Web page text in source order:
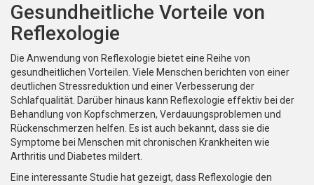
Gesundheitliche Vorteile von
Reflexologie
Die Anwendung von Reflexologie bietet eine Reihe von
gesundheitlichen Vorteilen. Viele Menschen berichten von einer
deutlichen Stressreduktion und einer Verbesserung der
Schlafqualität. Darüber hinaus kann Reflexologie effektiv bei der
Behandlung von Kopfschmerzen, Verdauungsproblemen und
Rückenschmerzen helfen. Es ist auch bekannt, dass sie die
Symptome bei Menschen mit chronischen Krankheiten wie
Arthritis und Diabetes mildert.
Eine interessante Studie hat gezeigt, dass Reflexologie den